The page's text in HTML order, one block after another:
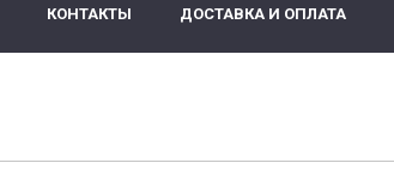
КОНТАКТЫ ДОСТАВКА И ОПЛАТА